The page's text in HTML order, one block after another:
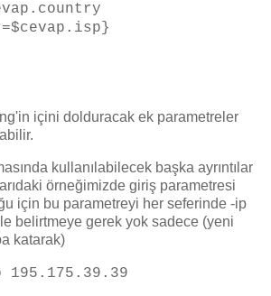
içini dolduracak ek parametreler
kullanılabilecek başka ayrıntılar
örneğimizde giriş parametresi
için bu parametreyi her seferinde -ip
belirtmeye gerek yok sadece (yeni
katarak)
195.175.39.39